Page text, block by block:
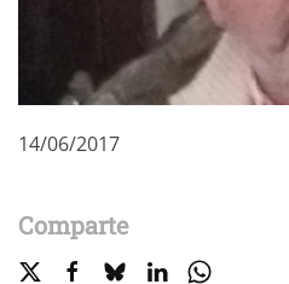
14/06/2017
Comparte